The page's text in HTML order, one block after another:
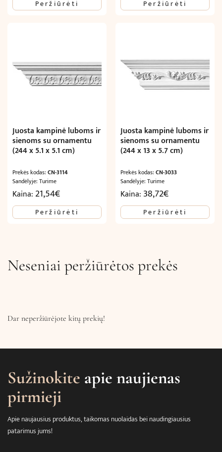
was:
is:
Peržiūrėti Peržiūrėti
Juosta kampinė luboms ir
sienoms su ornamentu
(244 x 5.1 x 5.1 cm)
Prekės kodas: CN-3114
Sandėlyje: Turime
Kaina: 21,54€
Peržiūrėti
Juosta kampinė luboms ir
sienoms su ornamentu
(244 x 13 x 5.7 cm)
Prekės kodas:CN-3033
Sandėlyje: Turime
Kaina: 38,72€
Peržiūrėti
Neseniai peržiūrėtos prekės
Dar neperžiūrėjote kitų prekių!
Sužinokite apie naujienas
pirmieji
Apie naujausius produktus, taikomas nuolaidas bei naudingiausius
patarimus jums!